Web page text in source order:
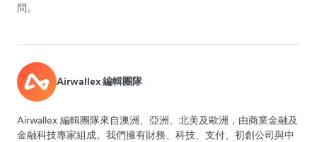
問。
Airwallex 編輯團隊
Airwallex 編輯團隊來自澳洲、亞洲、北美及歐洲，由商業金融及
金融科技專家組成。我們擁有財務、科技、支付、初創公司與中